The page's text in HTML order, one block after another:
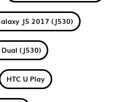
J5 2017 (J530)
(J530)
HTC U Play